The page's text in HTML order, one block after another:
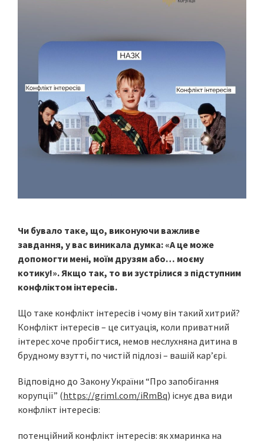
Чи бувало таке, що, виконуючи важливе
завдання, у вас виникала думка: «А це може
допомогти мені, моїм друзям або… моєму
котику!». Якщо так, то ви зустрілися з підступним
конфліктом інтересів.
Що таке конфлікт інтересів і чому він такий хитрий?
Конфлікт інтересів – це ситуація, коли приватний
інтерес хоче пробігтися, немов неслухняна дитина в
брудному взутті, по чистій підлозі – вашій кар’єрі.
Відповідно до Закону України “Про запобігання
корупції” (https://griml.com/iRmBq) існує два види
конфлікт інтересів:
потенційний конфлікт інтересів: як хмаринка на